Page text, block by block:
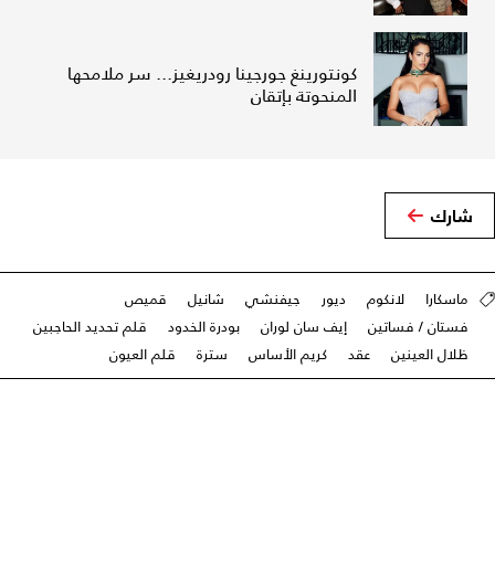
كونتورينغ جورجينا رودريغيز... سر ملامحها
المنحوتة بإتقان
شارك
ماسكارا لانكوم ديور جيفنشي شانيل
قميص
فستان / فساتين
إيف سان لوران بودرة الخدود
قلم تحديد الحاجبين
ظلال العينين
عقد كريم الأساس سترة قلم العيون